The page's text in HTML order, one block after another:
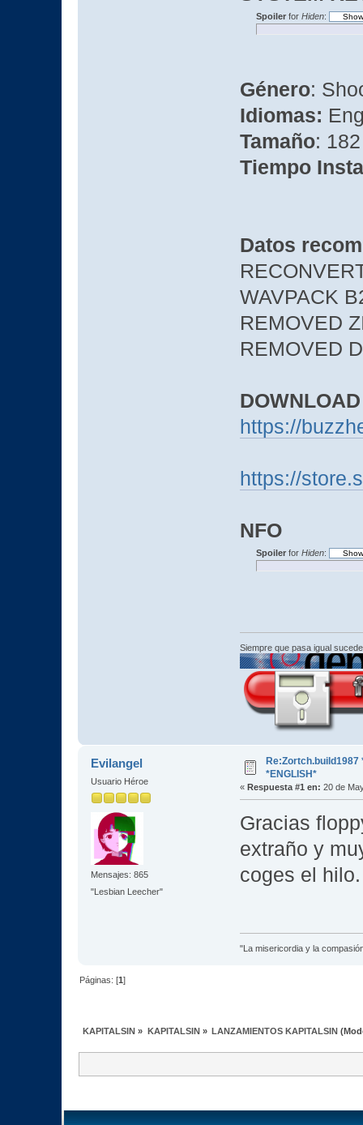
Spoilerfor Hiden:
Género:
Idiomas:
Tamaño:
Tiempo
Datos
WAVPACK
REMOVED
REMOVED
DOWNLOAD
https://
https://
NFO
Spoilerfor Hiden:
Siempre que pasa igual
Evilangel
Usuario Héroe
Mensajes: 865
"Lesbian Leecher"
Re:Zortch.build1987
*ENGLISH*
« Respuesta #1 en: 20 de
Gracias
extraño y
coges el
"La misericordia y la
Páginas: [1]
KAPITALSIN » KAPITALSIN» LANZAMIENTOS KAPITALSIN